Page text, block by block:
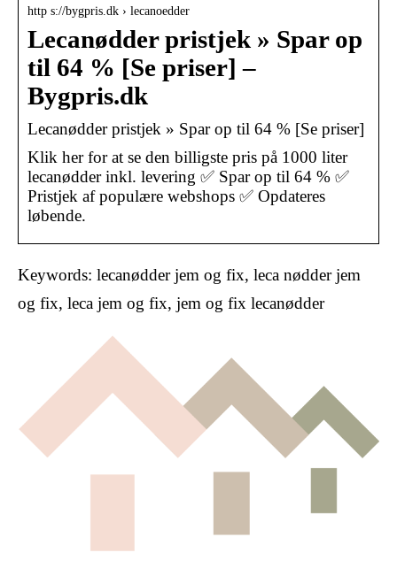
http s://bygpris.dk › lecanoedder
Lecanødder pristjek » Spar op
til 64 % [Se priser] –
Bygpris.dk
Lecanødder pristjek » Spar op til 64 % [Se priser]
Klik her for at se den billigste pris på 1000 liter
lecanødder inkl. levering ✅ Spar op til 64 % ✅
Pristjek af populære webshops ✅ Opdateres
løbende.
Keywords: lecanødder jem og fix, leca nødder jem
og fix, leca jem og fix, jem og fix lecanødder